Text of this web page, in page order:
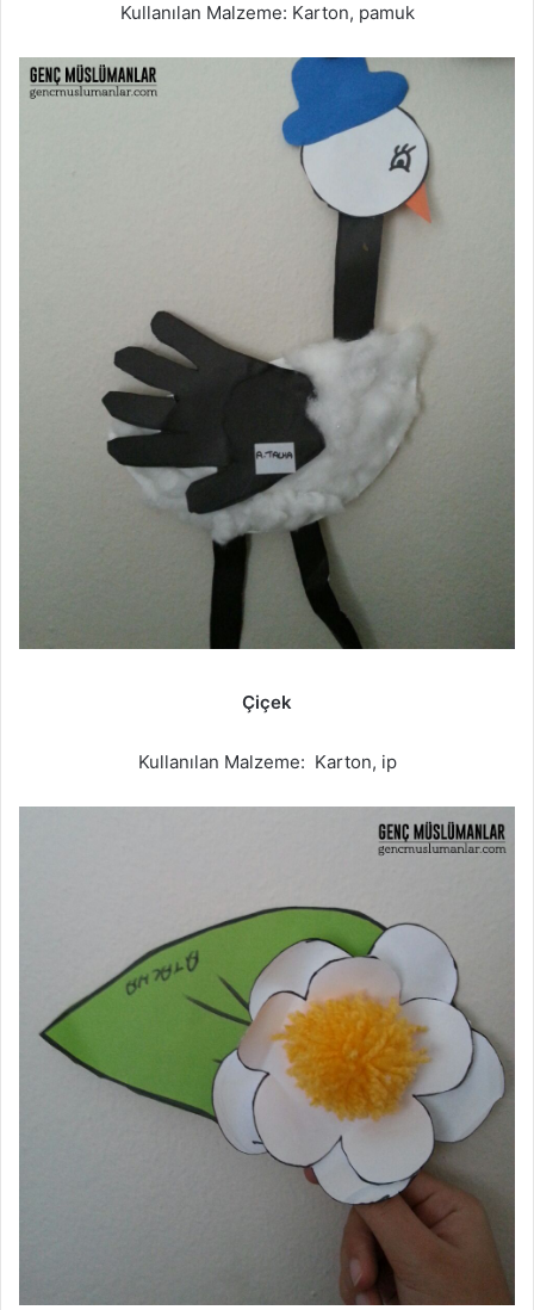
Kullanılan Malzeme: Karton, pamuk
Çiçek
Kullanılan Malzeme: Karton, ip